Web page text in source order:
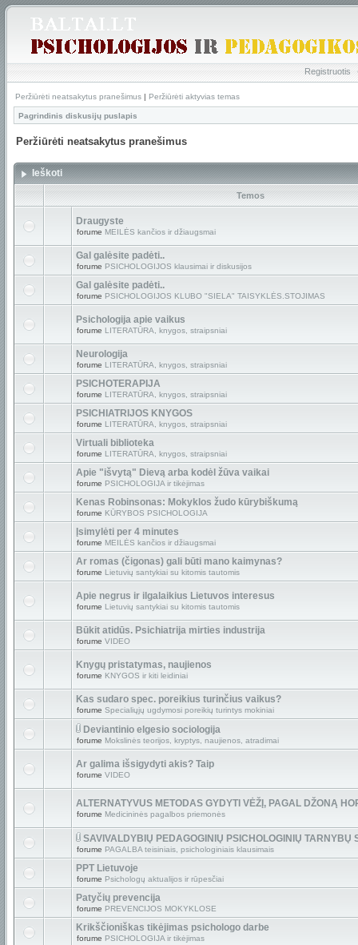
Registruotis
Peržiūrėti neatsakytus pranešimus | Peržiūrėti aktyvias temas
Pagrindinis diskusijų puslapis
Peržiūrėti neatsakytus pranešimus
Ieškoti
Temos
Draugyste
forume MEILĖS kančios ir džiaugsmai
Gal galėsite padėti..
forume PSICHOLOGIJOS klausimai ir diskusijos
Gal galėsite padėti..
forume PSICHOLOGIJOS KLUBO "SIELA" TAISYKLĖS.STOJIMAS
Psichologija apie vaikus
forume LITERATŪRA, knygos, straipsniai
Neurologija
forume LITERATŪRA, knygos, straipsniai
PSICHOTERAPIJA
forume LITERATŪRA, knygos, straipsniai
PSICHIATRIJOS KNYGOS
forume LITERATŪRA, knygos, straipsniai
Virtuali biblioteka
forume LITERATŪRA, knygos, straipsniai
Apie "išvytą" Dievą arba kodėl žūva vaikai
forume PSICHOLOGIJA ir tikėjimas
Kenas Robinsonas: Mokyklos žudo kūrybiškumą
forume KŪRYBOS PSICHOLOGIJA
Įsimylėti per 4 minutes
forume MEILĖS kančios ir džiaugsmai
Ar romas (čigonas) gali būti mano kaimynas?
forume Lietuvių santykiai su kitomis tautomis
Apie negrus ir ilgalaikius Lietuvos interesus
forume Lietuvių santykiai su kitomis tautomis
Būkit atidūs. Psichiatrija mirties industrija
forume VIDEO
Knygų pristatymas, naujienos
forume KNYGOS ir kiti leidiniai
Kas sudaro spec. poreikius turinčius vaikus?
forume Specialiųjų ugdymosi poreikių turintys mokiniai
Deviantinio elgesio sociologija
forume Mokslinės teorijos, kryptys, naujienos, atradimai
Ar galima išsigydyti akis? Taip
forume VIDEO
ALTERNATYVUS METODAS GYDYTI VĖŽĮ, PAGAL DŽONĄ
forume Medicininės pagalbos priemonės
SAVIVALDYBIŲ PEDAGOGINIŲ PSICHOLOGINIŲ TARNYBŲ
forume PAGALBA teisiniais, psichologiniais klausimais
PPT Lietuvoje
forume Psichologų aktualijos ir rūpesčiai
Patyčių prevencija
forume PREVENCIJOS MOKYKLOSE
Krikščioniškas tikėjimas psichologo darbe
forume PSICHOLOGIJA ir tikėjimas